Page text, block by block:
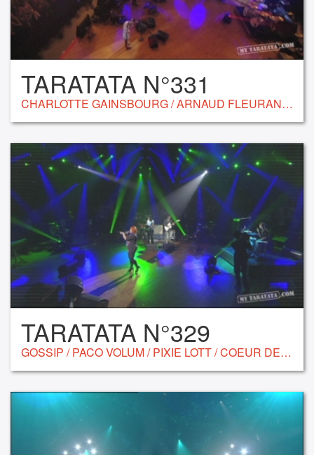
TARATATA N°331
CHARLOTTE GAINSBOURG / ARNAUD FLEURANT DIDIER / MIKE IBRAHIM / ELODIE FRÉGÉ / THE TEMPER TRAP
TARATATA N°329
GOSSIP / PACO VOLUM / PIXIE LOTT / COEUR DE PIRATE /EBONY BONES / ARIANE MOFFATT / LA GRANDE SOPHIE